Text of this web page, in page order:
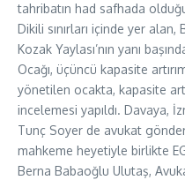
tahribatın had safhada
Dikili sınırları içinde yer alan,
Kozak Yaylası’nın yanı
Ocağı, üçüncü kapasite
yönetilen ocakta, kapasite
incelemesi yapıldı. Davaya,
Tunç Soyer de avukat
mahkeme heyetiyle birlikte
Berna Babaoğlu Ulutaş,